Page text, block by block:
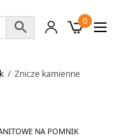
0
Znicze kamienne
NA POMNIK